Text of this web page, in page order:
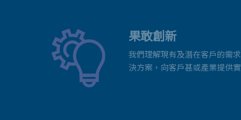
果敢創新
我們理解現有及潛在客戶的需
決方案，向客戶甚或產業提供